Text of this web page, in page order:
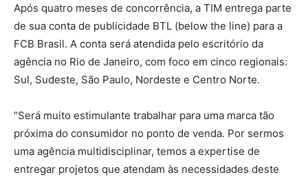
Após quatro meses de concorrência, a TIM entrega parte
de sua conta de publicidade BTL (below the line) para a
FCB Brasil. A conta será atendida pelo escritório da
agência no Rio de Janeiro, com foco em cinco regionais:
Sul, Sudeste, São Paulo, Nordeste e Centro Norte.
“Será muito estimulante trabalhar para uma marca tão
próxima do consumidor no ponto de venda. Por sermos
uma agência multidisciplinar, temos a expertise de
entregar projetos que atendam às necessidades deste